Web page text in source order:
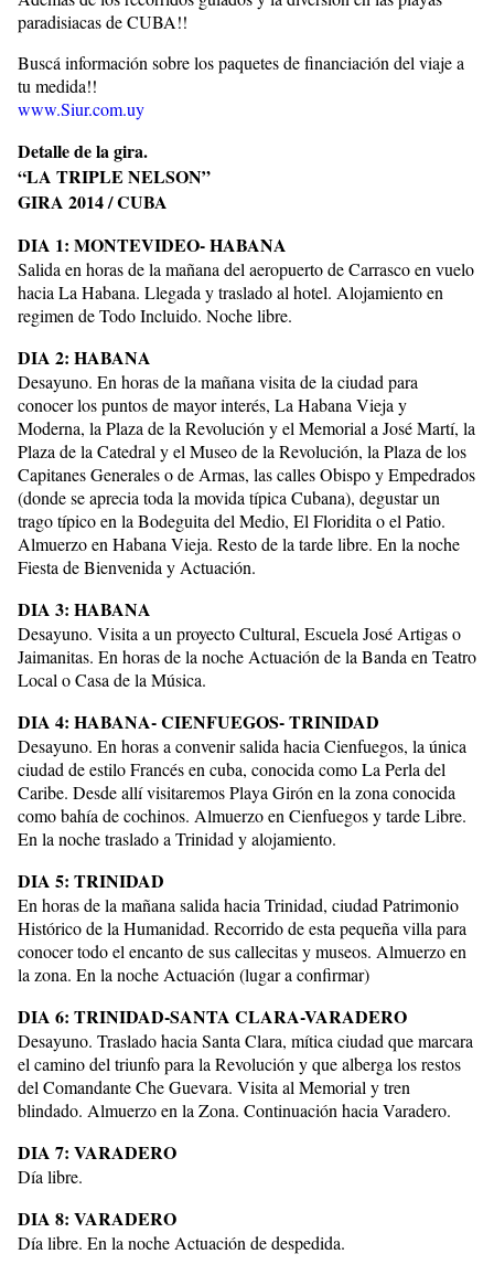
paradisiacas de CUBA!!
Buscá información sobre los paquetes de financiación del viaje a
tu medida!!
www.Siur.com.uy
Detalle de la gira.
“LA TRIPLE NELSON”
GIRA 2014 / CUBA
DIA 1: MONTEVIDEO- HABANA
Salida en horas de la mañana del aeropuerto de Carrasco en vuelo
hacia La Habana. Llegada y traslado al hotel. Alojamiento en
regimen de Todo Incluido. Noche libre.
DIA 2: HABANA
Desayuno. En horas de la mañana visita de la ciudad para
conocer los puntos de mayor interés, La Habana Vieja y
Moderna, la Plaza de la Revolución y el Memorial a José Martí, la
Plaza de la Catedral y el Museo de la Revolución, la Plaza de los
Capitanes Generales o de Armas, las calles Obispo y Empedrados
(donde se aprecia toda la movida típica Cubana), degustar un
trago típico en la Bodeguita del Medio, El Floridita o el Patio.
Almuerzo en Habana Vieja. Resto de la tarde libre. En la noche
Fiesta de Bienvenida y Actuación.
DIA 3: HABANA
Desayuno. Visita a un proyecto Cultural, Escuela José Artigas o
Jaimanitas. En horas de la noche Actuación de la Banda en Teatro
Local o Casa de la Música.
DIA 4: HABANA- CIENFUEGOS- TRINIDAD
Desayuno. En horas a convenir salida hacia Cienfuegos, la única
ciudad de estilo Francés en cuba, conocida como La Perla del
Caribe. Desde allí visitaremos Playa Girón en la zona conocida
como bahía de cochinos. Almuerzo en Cienfuegos y tarde Libre.
En la noche traslado a Trinidad y alojamiento.
DIA 5: TRINIDAD
En horas de la mañana salida hacia Trinidad, ciudad Patrimonio
Histórico de la Humanidad. Recorrido de esta pequeña villa para
conocer todo el encanto de sus callecitas y museos. Almuerzo en
la zona. En la noche Actuación (lugar a confirmar)
DIA 6: TRINIDAD-SANTA CLARA-VARADERO
Desayuno. Traslado hacia Santa Clara, mítica ciudad que marcara
el camino del triunfo para la Revolución y que alberga los restos
del Comandante Che Guevara. Visita al Memorial y tren
blindado. Almuerzo en la Zona. Continuación hacia Varadero.
DIA 7: VARADERO
Día libre.
DIA 8: VARADERO
Día libre. En la noche Actuación de despedida.